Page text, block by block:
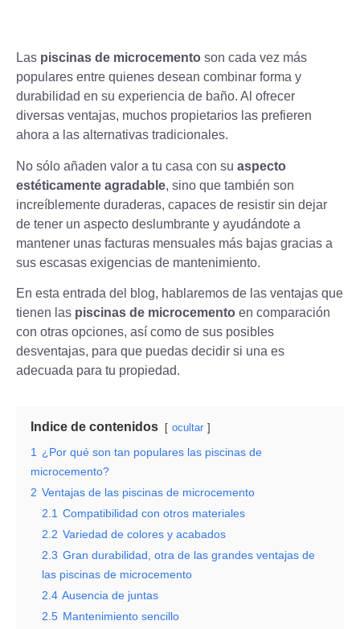
Las piscinas de microcemento son cada vez más
populares entre quienes desean combinar forma y
durabilidad en su experiencia de baño. Al ofrecer
diversas ventajas, muchos propietarios las prefieren
ahora a las alternativas tradicionales.
No sólo añaden valor a tu casa con su aspecto
estéticamente agradable, sino que también son
increíblemente duraderas, capaces de resistir sin dejar
de tener un aspecto deslumbrante y ayudándote a
mantener unas facturas mensuales más bajas gracias a
sus escasas exigencias de mantenimiento.
En esta entrada del blog, hablaremos de las ventajas que
tienen las piscinas de microcemento en comparación
con otras opciones, así como de sus posibles
desventajas, para que puedas decidir si una es
adecuada para tu propiedad.
Indice de contenidos ocultar
1
¿Por qué son tan populares las piscinas de
microcemento?
2 Ventajas de las piscinas de microcemento
2.1 Compatibilidad con otros materiales
2.2 Variedad de colores y acabados
2.3 Gran durabilidad, otra de las grandes ventajas de
las piscinas de microcemento
2.4 Ausencia de juntas
2.5 Mantenimiento sencillo